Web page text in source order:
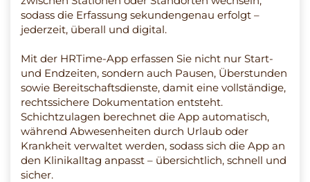
sodass die Erfassung sekundengenau erfolgt –
jederzeit, überall und digital.
Mit der HRTime-App erfassen Sie nicht nur Start-
und Endzeiten, sondern auch Pausen, Überstunden
sowie Bereitschaftsdienste, damit eine vollständige,
rechtssichere Dokumentation entsteht.
Schichtzulagen berechnet die App automatisch,
während Abwesenheiten durch Urlaub oder
Krankheit verwaltet werden, sodass sich die App an
den Klinikalltag anpasst – übersichtlich, schnell und
sicher.